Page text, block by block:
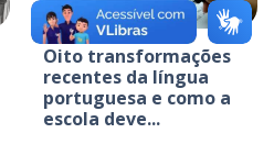
Oito transformações
recentes da língua
portuguesa e como a
escola deve...